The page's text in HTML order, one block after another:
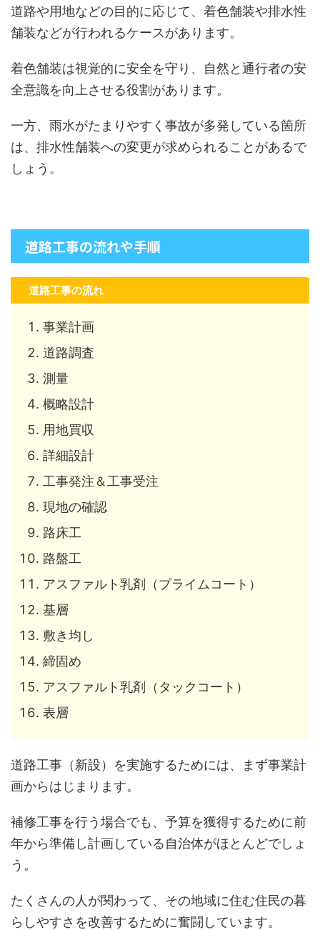
道路や用地などの目的に応じて、着色舗装や排水性
舗装などが行われるケースがあります。
着色舗装は視覚的に安全を守り、自然と通行者の安
全意識を向上させる役割があります。
一方、雨水がたまりやすく事故が多発している箇所
は、排水性舗装への変更が求められることがあるで
しょう。
道路工事の流れや手順
道路工事の流れ
事業計画
道路調査
測量
概略設計
用地買収
詳細設計
工事発注＆工事受注
現地の確認
路床工
路盤工
アスファルト乳剤（プライムコート）
基層
敷き均し
締固め
アスファルト乳剤（タックコート）
表層
道路工事（新設）を実施するためには、まず事業計
画からはじまります。
補修工事を行う場合でも、予算を獲得するために前
年から準備し計画している自治体がほとんどでしょ
う。
たくさんの人が関わって、その地域に住む住民の暮
らしやすさを改善するために奮闘しています。